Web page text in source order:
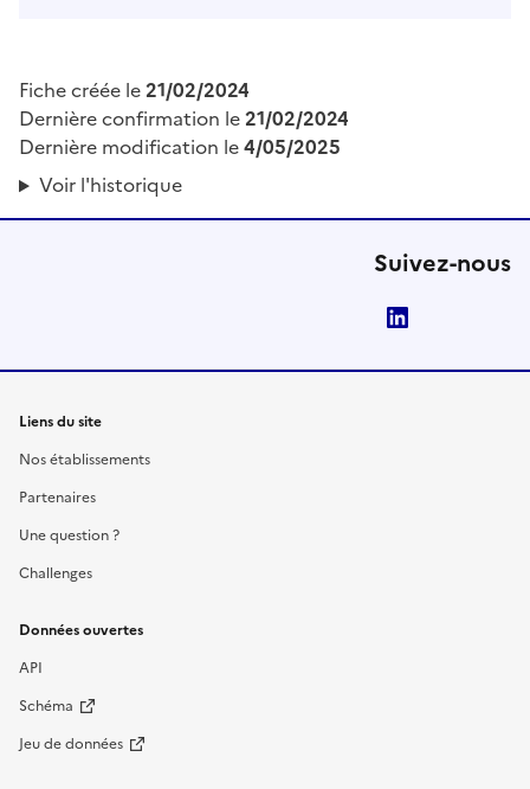
Fiche créée le21/02/2024
Dernière confirmation le21/02/2024
Dernière modification le4/05/2025
Voir l'historique
Suivez-nous
Liens du site
Nos établissements
Partenaires
Une question ?
Challenges
Données ouvertes
API
Schéma
Jeu de données